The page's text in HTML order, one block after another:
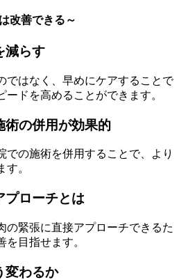
改善できる～
減らす
ではなく、早めにケアすることで
ドを高めることができます。
術の併用が効果的
での施術を併用することで、より
。
プローチとは
の緊張に直接アプローチできるた
目指せます。
変わるか